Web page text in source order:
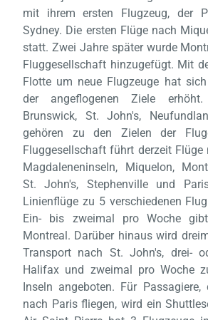
mit ihrem ersten Flugzeug, der
Sydney. Die ersten Flüge nach
statt. Zwei Jahre später wurde
Fluggesellschaft hinzugefügt. Mit
Flotte um neue Flugzeuge hat
der angeflogenen Ziele
Brunswick, St. John's,
gehören zu den Zielen der
Fluggesellschaft führt derzeit Flüge
Magdaleneninseln, Miquelon,
St. John's, Stephenville und
Linienflüge zu 5 verschiedenen
Ein- bis zweimal pro Woche
Montreal. Darüber hinaus wird
Transport nach St. John's, drei-
Halifax und zweimal pro Woche
Inseln angeboten. Für Passagiere,
nach Paris fliegen, wird ein